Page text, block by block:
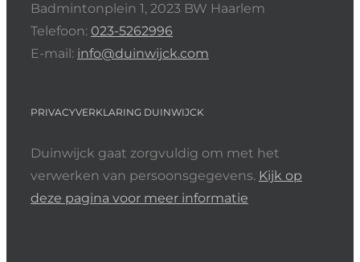
Badmintonplein 1, 2023 BW Haarlem
Telefoon: 023-5262996
E-mail: info@duinwijck.com
PRIVACYVERKLARING DUINWIJCK
Duinwijck gaat zorgvuldig om met het
verwerken van persoonsgegevens. Kijk op
deze pagina voor meer informatie